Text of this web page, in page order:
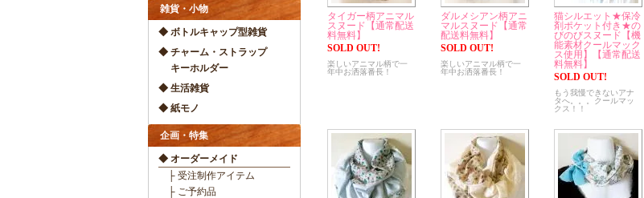
雑貨・小物
◆ ボトルキャップ型雑貨
◆ チャーム・ストラップ
キーホルダー
◆ 生活雑貨
◆ 紙モノ
企画・特集
◆ オーダーメイド
├ 受注制作アイテム
├ ご予約品
タイガー柄アニマル
スヌード【通常配送
料無料】
SOLD OUT!
楽しいアニマル柄で一
年中お洒落番長！
ダルメシアン柄アニ
マルスヌード【通常
配送料無料】
SOLD OUT!
楽しいアニマル柄で一
年中お洒落番長！
猫シルエット★保冷
剤ポケット付き★の
びのびスヌード【機
能素材クールマック
ス使用】【通常配送
料無料】
SOLD OUT!
もう我慢できないアナ
タへ。。。クールマッ
クス！！